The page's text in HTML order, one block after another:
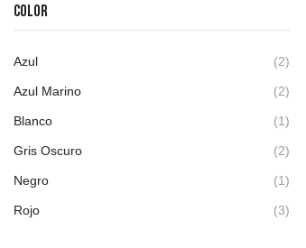
COLOR
Azul (2)
Azul Marino (2)
Blanco (1)
Gris Oscuro (2)
Negro (1)
Rojo (3)